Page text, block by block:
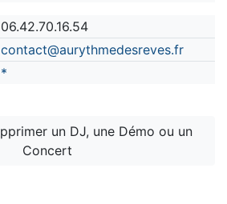
06.42.70.16.54
contact@aurythmedesreves.fr
*
Concert